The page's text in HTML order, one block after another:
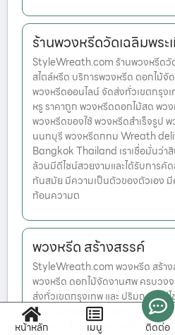
ร้านพวงหรีดวัดเฉลิมพร
StyleWreath.com ร้านพวงหรีดวั
สไตล์หรีด บริการพวงหรีด ดอกไม้จั
พวงหรีดออนไลน์ จัดส่งทั่วเขตกรุง
หรู ราคาถูก พวงหรีดดอกไม้สด พ
พวงหรีดของใช้ พวงหรีดสำเร็จรูป
นนทบุรี พวงหรีดกทม Wreath
Bangkok Thailand เราเชื่อมั่นว่า
ล้วนมีดีไซน์สวยงามและได้รับการ
ทันสมัย มีความเป็นตัวของตัวเอง
ท้อนความต
พวงหรีด สร้างสรรค์
StyleWreath.com พวงหรีด สร้าง
พวงหรีด ดอกไม้จัดงานศพ ครบวง
ส่งทั่วเขตกรุงเทพ และ ปริมณฑล ดี
ดอกไม้สด พวงหรีดพัดลม พวงหรีดต้
พวงหรีดสำเร็จรูป พวงหรีดปทุมธ
หน้าหลัก เมนู ติดต่อ